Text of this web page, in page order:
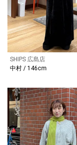
SHIPS 広島店
中村 / 146cm